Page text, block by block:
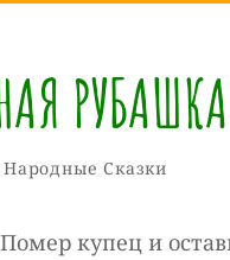
РУБАШКА
Народные Сказки
купец и